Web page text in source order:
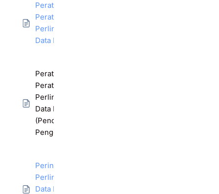
Peraturan-
Peraturan
Perlindungan
Data Peribadi (Fi)
Peraturan-
Peraturan
Perlindungan
Data Peribadi
(Pendaftaran
Pengguna Data)
Perintah
Perlindungan
Data Peribadi